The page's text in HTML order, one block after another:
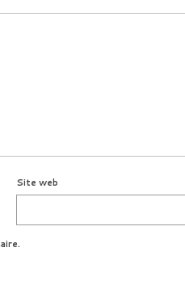
Site web